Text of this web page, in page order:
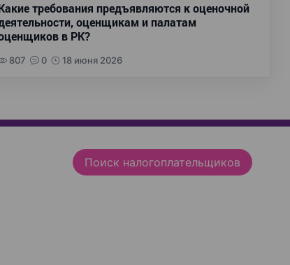
требования предъявляются к оценочной
оценщикам и палатам
в РК?
807 0 18 июня 2026
Поиск налогоплательщиков